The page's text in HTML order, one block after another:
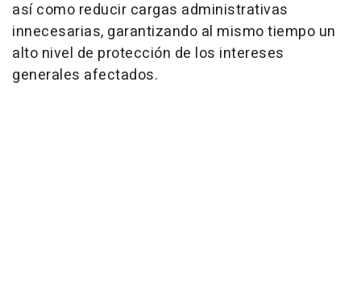
así como reducir cargas administrativas
innecesarias, garantizando al mismo tiempo un
alto nivel de protección de los intereses
generales afectados.